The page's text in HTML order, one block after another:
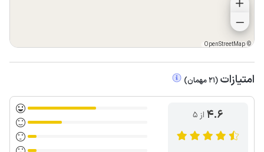
©
OpenStreetMap
امتیازات (
21مهمان)
4.6 از ۵